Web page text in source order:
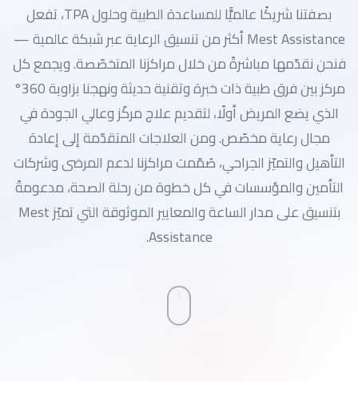
بصفتنا شريكًا عالميًّا للمساعدة الطبية وحلول TPA، تفعل
Mest Assistance أكثر من تنسيق الرعاية عبر شبكة عالمية —
فنحن نقدّمها مباشرةً من خلال مراكزنا المتخصّصة. ويجمع كل
مركز بين فرق طبية ذات خبرة وتقنية حديثة ونهجنا بزاوية 360°
الذي يضع المريض أولًا، لتقديم علاج مركّز وعالي الجودة في
مجال رعاية مخصّص. ومن العلاجات المتقدّمة إلى إعادة
التأهيل والتميّز الجراحي، صُمّمت مراكزنا لدعم المرضى وشركات
التأمين والمؤسسات في كل خطوة من رحلة الصحة، مدعومةً
بتنسيق على مدار الساعة والمعايير الموثوقة التي تميّز Mest
Assistance.